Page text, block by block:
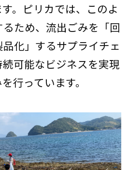
。ピリカでは、このよ
ため、流出ごみを「回
化」するサプライチェ
可能なビジネスを実現
行っています。